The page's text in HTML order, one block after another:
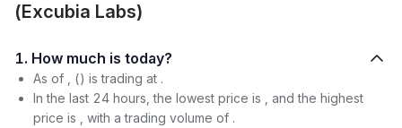
(Excubia Labs)
1. How much is today?
As of , () is trading at .
In the last 24 hours, the lowest price is , and the highest
price is , with a trading volume of .